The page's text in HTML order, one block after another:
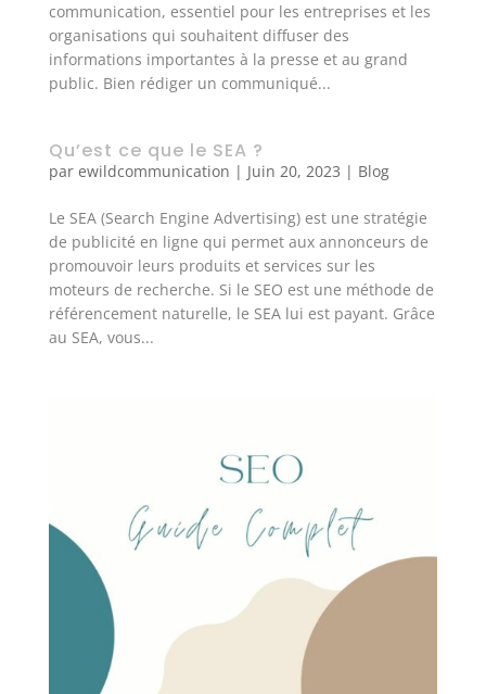
communication, essentiel pour les entreprises et les
organisations qui souhaitent diffuser des
informations importantes à la presse et au grand
public. Bien rédiger un communiqué...
Qu’est ce que le SEA ?
par ewildcommunication | Juin 20, 2023 | Blog
Le SEA (Search Engine Advertising) est une stratégie
de publicité en ligne qui permet aux annonceurs de
promouvoir leurs produits et services sur les
moteurs de recherche. Si le SEO est une méthode de
référencement naturelle, le SEA lui est payant. Grâce
au SEA, vous...